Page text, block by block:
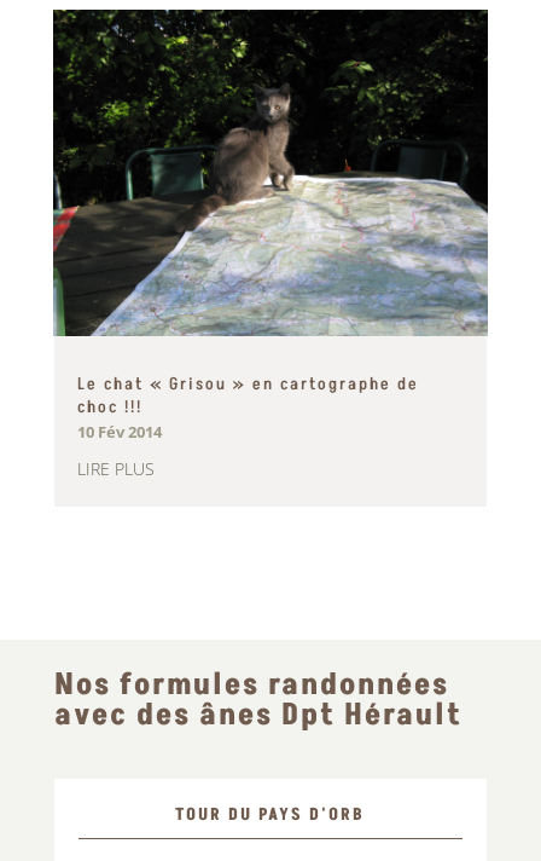
Le chat « Grisou » en cartographe de
choc !!!
10 Fév 2014
LIRE PLUS
Nos formules randonnées
avec des ânes Dpt Hérault
TOUR DU PAYS D'ORB